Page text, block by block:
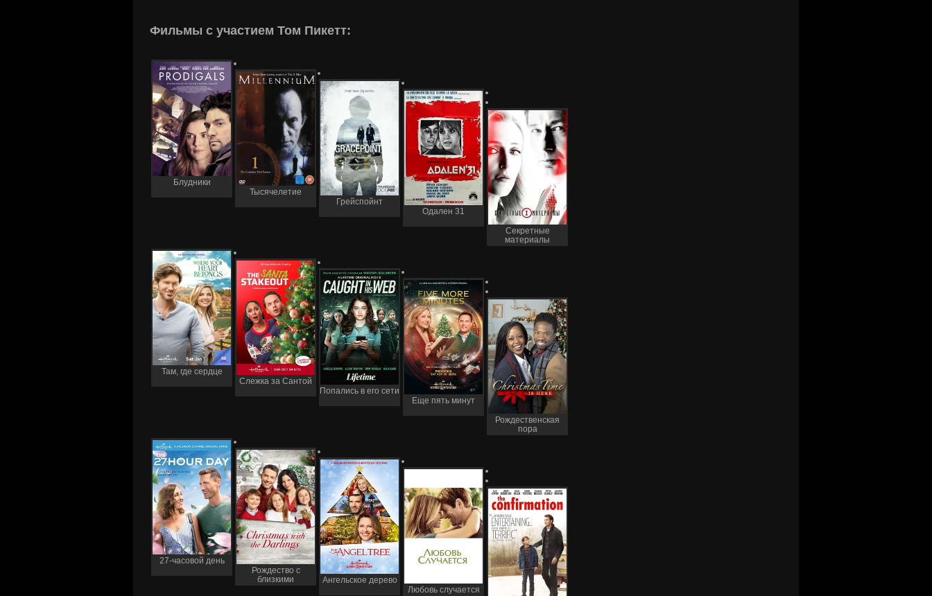
Фильмы с участием Том Пикетт:
Блудники
Тысячелетие
Грейспойнт
Одален 31
Секретные
материалы
Там, где сердце
Слежка за Сантой
Попались в его сети
Еще пять минут
Рождественская
пора
27-часовой день
Рождество с
близкими
Ангельское дерево
Любовь случается